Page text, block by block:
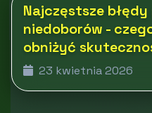
Najczęstsze
niedoborów -
obniżyć
23 kwietnia 2026